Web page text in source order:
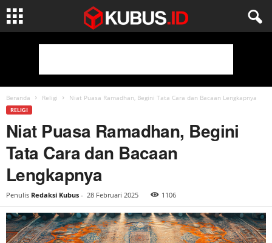
Beranda Religi Niat Puasa Ramadhan, Begini Tata Cara dan Bacaan Lengkapnya
RELIGI
Niat Puasa Ramadhan, Begini
Tata Cara dan Bacaan
Lengkapnya
Penulis Redaksi Kubus - 28 Februari 2025 1106